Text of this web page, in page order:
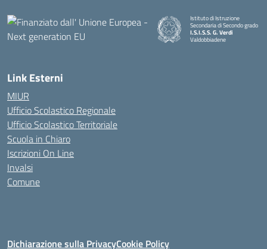
Istituto di Istruzione
Secondaria di Secondo grado
I.S.I.S.S. G. Verdi
Valdobbiadene
Link Esterni
MIUR
Ufficio Scolastico Regionale
Ufficio Scolastico Territoriale
Scuola in Chiaro
Iscrizioni On Line
Invalsi
Comune
Dichiarazione sulla PrivacyCookie Policy